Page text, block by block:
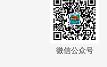
微信公众号